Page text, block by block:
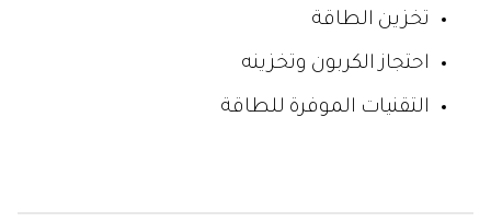
تخزين الطاقة
احتجاز الكربون وتخزينه
التقنيات الموفرة للطاقة